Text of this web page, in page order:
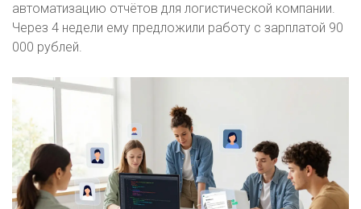
автоматизацию отчётов для логистической компании.
Через 4 недели ему предложили работу с зарплатой 90
000 рублей.